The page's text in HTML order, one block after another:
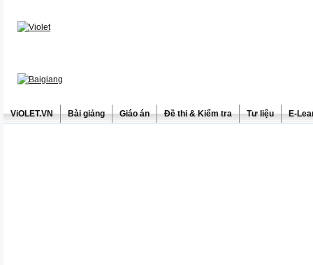
ViOLET.VN Bài giảng Giáo án Đề thi & Kiểm tra Tư liệu E-